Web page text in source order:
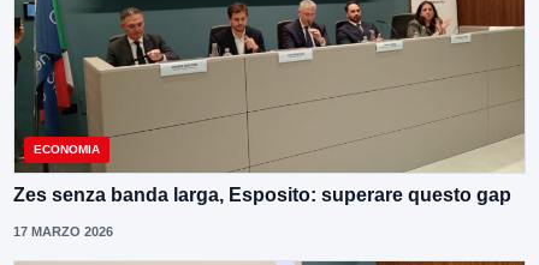
ECONOMIA
Zes senza banda larga, Esposito: superare questo gap
17 MARZO 2026